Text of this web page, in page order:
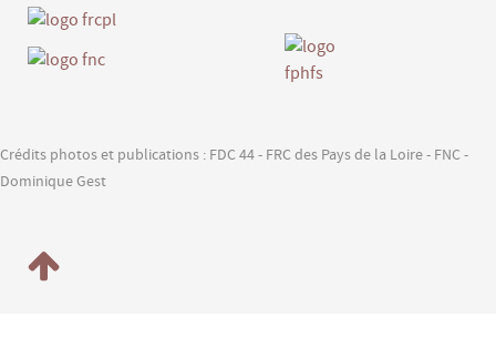
Crédits photos et publications : FDC 44 - FRC des Pays de la Loire - FNC -
Dominique Gest